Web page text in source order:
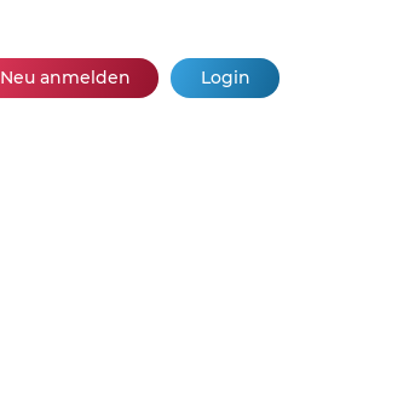
Neu anmelden Login